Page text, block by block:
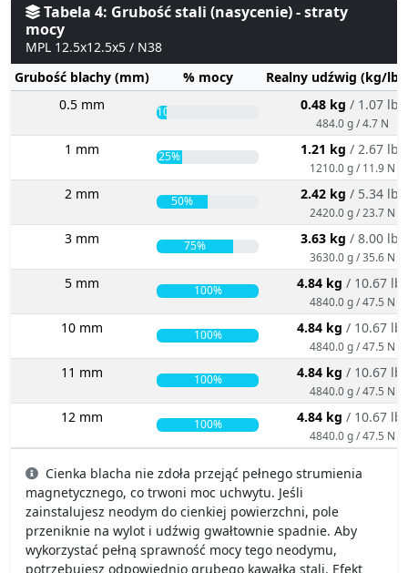
Tabela 4: Grubość stali (nasycenie) - straty
mocy
MPL 12.5x12.5x5 / N38
Grubość blachy (mm)
% mocy
Realny udźwig (kg/
0.5 mm
10% 0.48 kg / 1.07 lbs
484.0 g / 4.7 N
1 mm 25% 1.21 kg / 2.67 lbs
1210.0 g / 11.9 N
2 mm 50% 2.42 kg / 5.34 lbs
2420.0 g / 23.7 N
3 mm 75% 3.63 kg / 8.00 lbs
3630.0 g / 35.6 N
5 mm 100% 4.84 kg / 10.67 lbs
4840.0 g / 47.5 N
10 mm 100% 4.84 kg / 10.67 lbs
4840.0 g / 47.5 N
11 mm 100% 4.84 kg / 10.67 lbs
4840.0 g / 47.5 N
12 mm 100% 4.84 kg / 10.67 lbs
4840.0 g / 47.5 N
Cienka blacha nie zdoła przejąć pełnego strumienia
magnetycznego, co trwoni moc uchwytu. Jeśli
zainstalujesz neodym do cienkiej powierzchni, pole
przeniknie na wylot i udźwig gwałtownie spadnie. Aby
wykorzystać pełną sprawność mocy tego neodymu,
potrzebujesz odpowiednio grubego kawałka stali. Efekt